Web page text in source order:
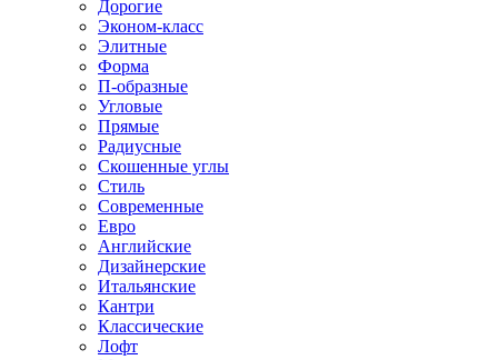
Дорогие
Эконом-класс
Элитные
Форма
П-образные
Угловые
Прямые
Радиусные
Скошенные углы
Стиль
Современные
Евро
Английские
Дизайнерские
Итальянские
Кантри
Классические
Лофт